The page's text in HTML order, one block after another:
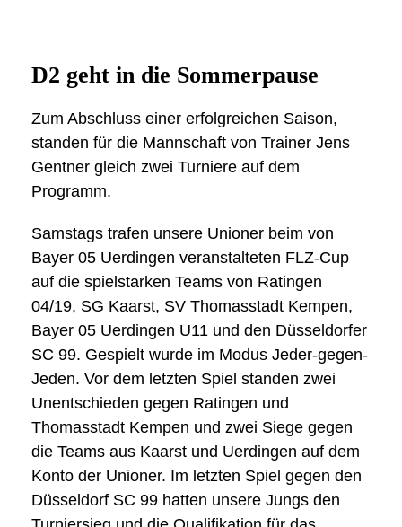
D2 geht in die Sommerpause
Zum Abschluss einer erfolgreichen Saison,
standen für die Mannschaft von Trainer Jens
Gentner gleich zwei Turniere auf dem
Programm.
Samstags trafen unsere Unioner beim von
Bayer 05 Uerdingen veranstalteten FLZ-Cup
auf die spielstarken Teams von Ratingen
04/19, SG Kaarst, SV Thomasstadt Kempen,
Bayer 05 Uerdingen U11 und den Düsseldorfer
SC 99. Gespielt wurde im Modus Jeder-gegen-
Jeden. Vor dem letzten Spiel standen zwei
Unentschieden gegen Ratingen und
Thomasstadt Kempen und zwei Siege gegen
die Teams aus Kaarst und Uerdingen auf dem
Konto der Unioner. Im letzten Spiel gegen den
Düsseldorf SC 99 hatten unsere Jungs den